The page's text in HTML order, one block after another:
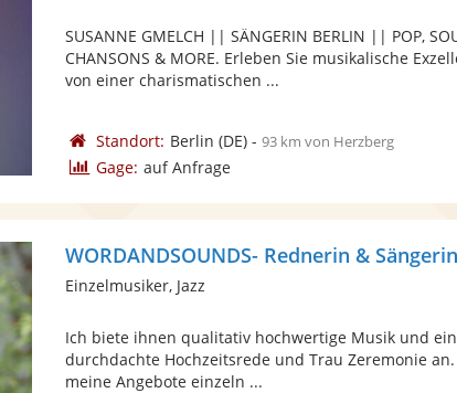
SUSANNE GMELCH || SÄNGERIN BERLIN || POP,
CHANSONS & MORE. Erleben Sie musikalische
von einer charismatischen ...
Standort: Berlin (DE)- 93 km von Herzberg
Gage: auf Anfrage
WORDANDSOUNDS- Rednerin & Sängerin
Einzelmusiker, Jazz
Ich biete ihnen qualitativ hochwertige Musik und
durchdachte Hochzeitsrede und Trau Zeremonie
meine Angebote einzeln ...